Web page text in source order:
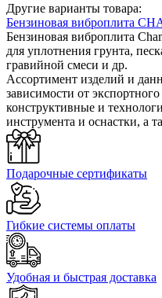
Другие варианты товара:
Бензиновая виброплита
Бензиновая виброплита
для уплотнения грунта,
гравийной смеси и др.
Ассортимент изделий и
зависимости от
конструктивные и
инструмента и оснастки, а
Подарочные сертификаты
Гибкие системы оплаты
Удобная и быстрая доставка